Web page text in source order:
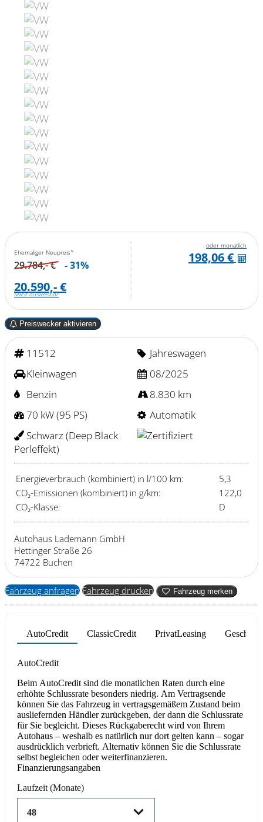
Ehemaliger Neupreis*
29.784,- € - 31%
20.590,- €
MwSt ausweisbar
oder monatlich
198,06 €
Preiswecker aktivieren
11512
Jahreswagen
Kleinwagen
08/2025
Benzin
8.830 km
70 kW (95 PS)
Automatik
Schwarz (Deep Black
Perleffekt)
Energieverbrauch (kombiniert) in l/100 km:
5,3
CO₂-Emissionen (kombiniert) in g/km:
122,0
CO₂-Klasse:
D
Autohaus Lademann GmbH
Hettinger Straße 26
74722 Buchen
Fahrzeug anfragen Fahrzeug drucken Fahrzeug merken
AutoCredit ClassicCredit PrivatLeasing
AutoCredit
Beim AutoCredit sind die monatlichen Raten durch eine
erhöhte Schlussrate besonders niedrig. Am Vertragsende
können Sie das Fahrzeug in vertragsgemäßem Zustand beim
ausliefernden Händler zurückgeben, der dann die Schlussrate
für Sie begleicht. Dieses Rückgaberecht wird von Ihrem
Autohaus – weshalb es natürlich nur dort gelten kann – sogar
ausdrücklich verbrieft. Alternativ können Sie die Schlussrate
selbst begleichen oder weiterfinanzieren.
Finanzierungsangaben
Laufzeit (Monate)